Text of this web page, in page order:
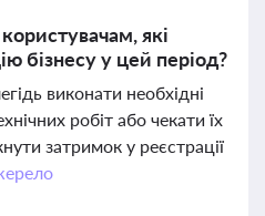
які
бізнесу у цей період?
виконати необхідні
робіт або чекати їх
затримок у реєстрації